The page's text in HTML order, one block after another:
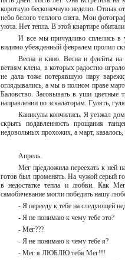
короткую бесконечную неделю. Отвык
небо белого теплого снега. Мои
уюта. Нет тепла. В этой квартире
И все мы причудливо сплелись в
видимо убежденный февралем пролил
Весна и кино. Весна и флейты
ветвям клена, в которых радостно
не дала тоже потерявшую пару
оглядывались, а мы в полном праве
Баловство. Засовывать в уши цветные
направлении по эскалаторам. Гулять,
Каникулы кончились. Я уезжал
скрыть подавленность прощания
недовольных прохожих, а март,
Апрель.
Мег предложила переехать к ней
готов был променять. На чужой серый
в недостатке тепла и любви. Как
самобичевание могли победить нашу
- Я перееду к тебе на следующей
- Я не понимаю к чему тебе это?
- Мег???
- Я не понимаю к чему тебе я?
- Мег я ЛЮБЛЮ тебя Мег!!!